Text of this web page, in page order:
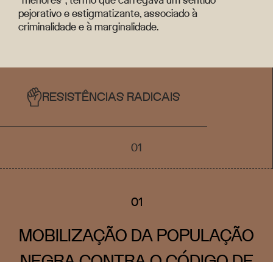
pejorativo e estigmatizante, associado à
criminalidade e à marginalidade.
RESISTÊNCIAS RADICAIS
01
01
MOBILIZAÇÃO DA POPULAÇÃO